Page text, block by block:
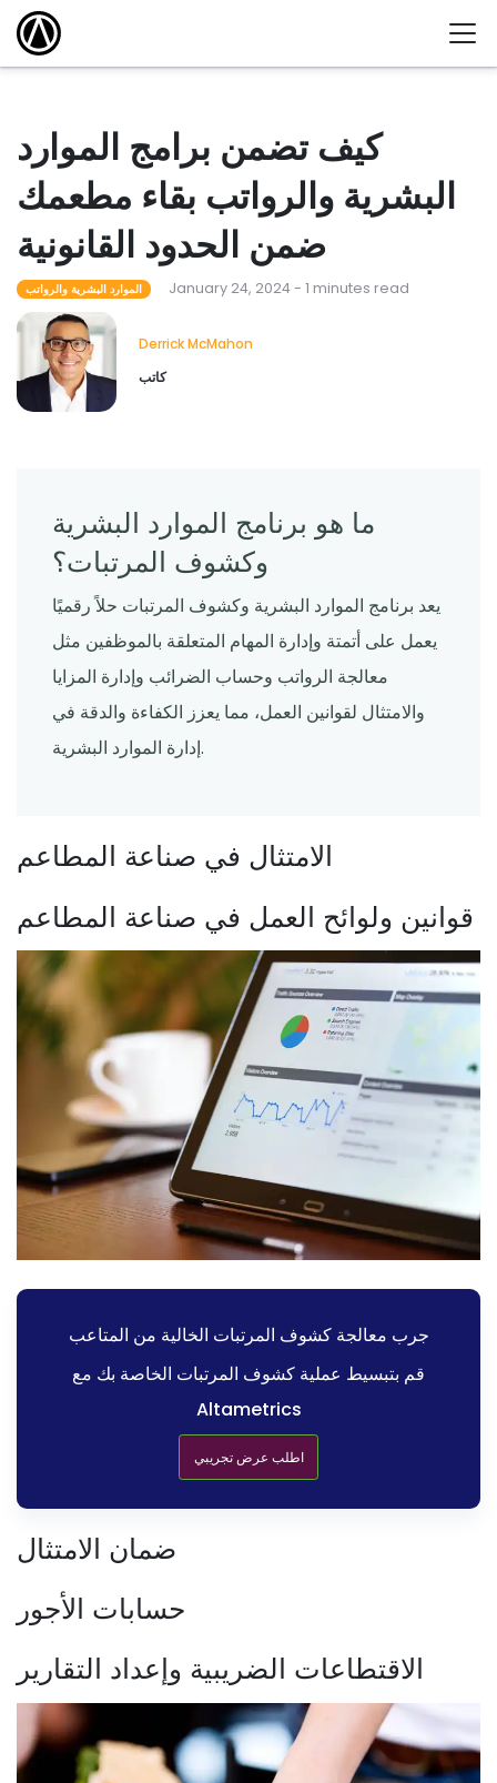
كيف تضمن برامج الموارد
البشرية والرواتب بقاء مطعمك
ضمن الحدود القانونية
الموارد البشرية والرواتب January 24, 2024 - 1 minutes read
Derrick McMahon
كاتب
ما هو برنامج الموارد البشرية
وكشوف المرتبات؟
يعد برنامج الموارد البشرية وكشوف المرتبات حلاً رقميًا
يعمل على أتمتة وإدارة المهام المتعلقة بالموظفين مثل
معالجة الرواتب وحساب الضرائب وإدارة المزايا
والامتثال لقوانين العمل، مما يعزز الكفاءة والدقة في
إدارة الموارد البشرية.
الامتثال في صناعة المطاعم
قوانين ولوائح العمل في صناعة المطاعم
جرب معالجة كشوف المرتبات الخالية من المتاعب
قم بتبسيط عملية كشوف المرتبات الخاصة بك مع
Altametrics
اطلب عرض تجريبي
ضمان الامتثال
حسابات الأجور
الاقتطاعات الضريبية وإعداد التقارير